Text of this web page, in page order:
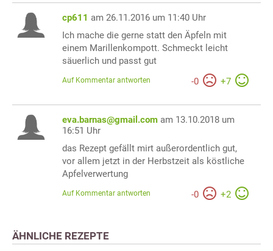
cp611 am 26.11.2016 um 11:40 Uhr
Ich mache die gerne statt den Äpfeln mit
einem Marillenkompott. Schmeckt leicht
säuerlich und passt gut
-0 +7
Auf Kommentar antworten
eva.barnas@gmail.com am 13.10.2018 um
16:51 Uhr
das Rezept gefällt mirt außerordentlich gut,
vor allem jetzt in der Herbstzeit als köstliche
Apfelverwertung
-0 +2
Auf Kommentar antworten
ÄHNLICHE REZEPTE